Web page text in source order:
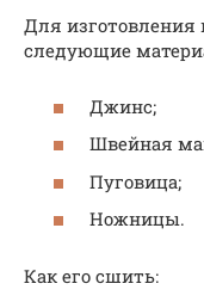
Для изготовления
следующие
Джинс;
Швейная
Пуговица;
Ножницы.
Как его сшить: